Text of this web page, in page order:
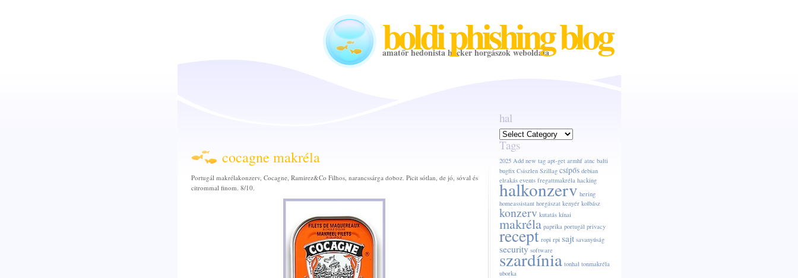
boldi phishing blog
amatőr hedonista hacker horgászok weboldala
cocagne makréla
Portugál makrélakonzerv, Cocagne, Ramirez&Co Filhos, narancssárga doboz. Picit sótlan, de jó, sóval és
citrommal finom. 8/10.
hal
hal
Tags
2025 Add new tag apt-get armhf atnc balti
bugfix Csiszlen Szillag csípős debian
elrakás events fregattmakréla hacking
halkonzerv hering
homeassistant horgászat kenyér kolbász
konzerv kutatás kínai
makréla paprika portugál privacy
recept ropi rpi sajt savanyúság
security software
szardínia tonhal tonmakréla
uborka